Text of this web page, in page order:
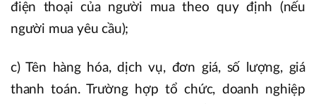
điện thoại của người mua theo quy định (nếu
người mua yêu cầu);
c) Tên hàng hóa, dịch vụ, đơn giá, số lượng, giá
thanh toán. Trường hợp tổ chức, doanh nghiệp